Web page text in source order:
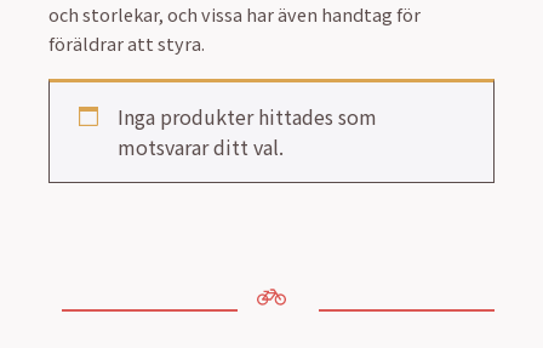
och storlekar, och vissa har även handtag för
föräldrar att styra.
Inga produkter hittades som
motsvarar ditt val.